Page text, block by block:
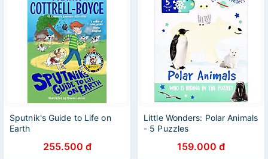
Sputnik's Guide to Life on
Earth
255.500 đ
Little Wonders: Polar Animals
- 5 Puzzles
159.000 đ